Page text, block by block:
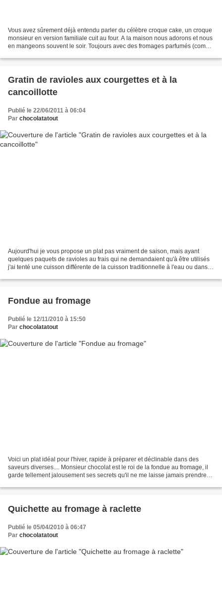
Vous avez sûrement déjà entendu parler du célèbre croque cake, un croque
monsieur en version familiale cuit au four. A la maison nous adorons et nous
en mangeons souvent le soir. Toujours avec des fromages parfumés (comme
Gratin de ravioles aux courgettes et à la
cancoillotte
Publié le 22/06/2011 à 06:04
Par chocolatatout
Aujourd'hui je vous propose un plat pas vraiment de saison, mais ayant
quelques paquets de ravioles au frais qui ne demandaient qu'à être utilisés
j'ai tenté une cuisson différente de la cuisson traditionnelle à l'eau ou dans
Fondue au fromage
Publié le 12/11/2010 à 15:50
Par chocolatatout
Voici un plat idéal pour l'hiver, rapide à préparer et déclinable dans des
saveurs diverses.... Monsieur chocolat est le roi de la fondue au fromage, il
garde tellement jalousement ses secrets qu'il ne me laisse jamais prendre
Quichette au fromage à raclette
Publié le 05/04/2010 à 06:47
Par chocolatatout